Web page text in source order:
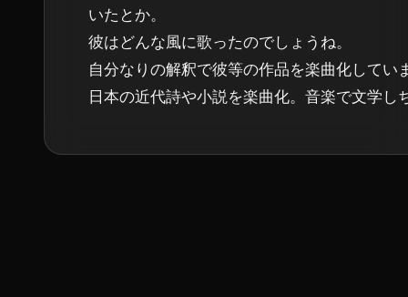
いたとか。
彼はどんな風に歌ったのでしょうね。
自分なりの解釈で彼等の作品を楽曲化してい
日本の近代詩や小説を楽曲化。音楽で文学し